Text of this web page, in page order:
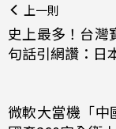
上一則
史上最多！台灣
句話引網讚：日
微軟大當機「中